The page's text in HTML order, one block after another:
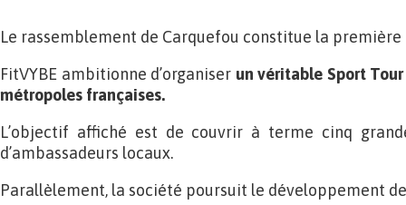
Le rassemblement de Carquefou constitue la première
FitVYBE ambitionne d’organiser un véritable Sport
métropoles françaises.
L’objectif affiché est de couvrir à terme cinq
d’ambassadeurs locaux.
Parallèlement, la société poursuit le développement